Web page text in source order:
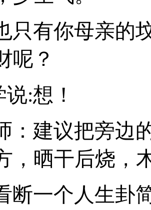
只有你母亲的
呢？
:想！
：建议把旁边
，晒干后烧，
断一个人生卦